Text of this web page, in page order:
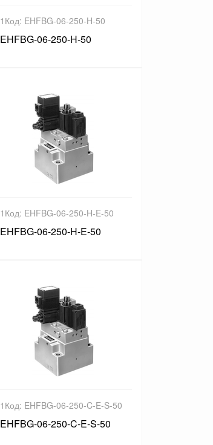
1Код: EHFBG-06-250-H-50
EHFBG-06-250-H-50
1Код: EHFBG-06-250-H-E-50
EHFBG-06-250-H-E-50
1Код: EHFBG-06-250-C-E-S-50
EHFBG-06-250-C-E-S-50